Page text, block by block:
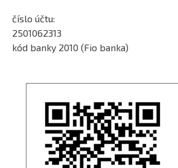
číslo účtu:
2501062313
kód banky 2010 (Fio banka)